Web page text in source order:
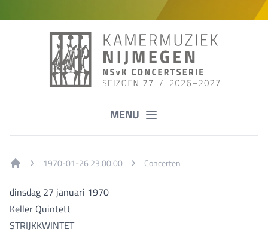
MENU
1970-01-26 23:00:00 Concerten
dinsdag 27 januari 1970
Keller Quintett
STRIJKKWINTET